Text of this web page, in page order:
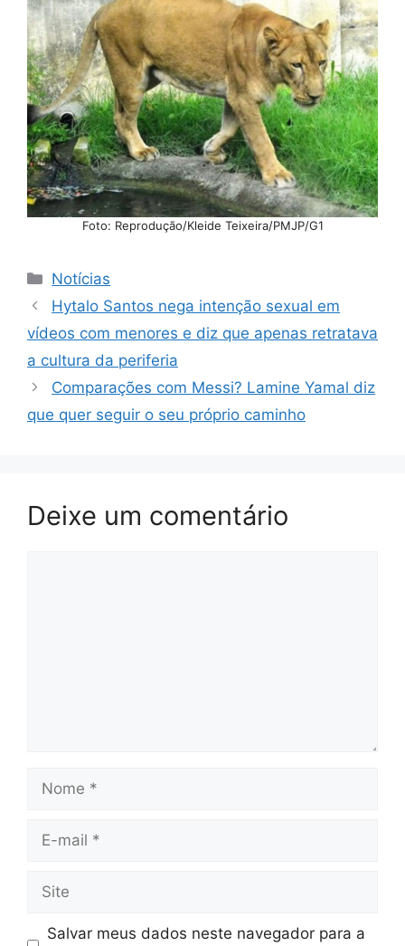
Foto: Reprodução/Kleide Teixeira/PMJP/G1
Categorias
Notícias
Hytalo Santos nega intenção sexual em
vídeos com menores e diz que apenas retratava
a cultura da periferia
Comparações com Messi? Lamine Yamal diz
que quer seguir o seu próprio caminho
Deixe um comentário
Nome
Site
Salvar meus dados neste navegador para a